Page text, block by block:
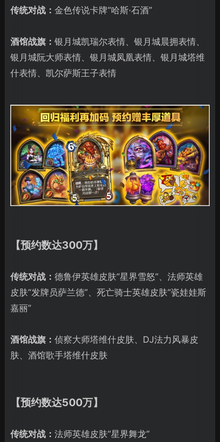
传统对战： 金色传说卡牌“哈斯·石酒”
酒馆战旗： 银月城凯瑞尔表情、银月城晨拥表情、
银月城阮大师表情、银月城凤凰表情、银月城塔维
什表情、凯尔萨斯王子表情
【预约数达300万】
传统对战： 德鲁伊英雄皮肤“星界雪怒”、法师英雄
皮肤“发牌员萨兰德”、死亡骑士英雄皮肤“瓷娃娃斯
嘉丽”
酒馆战旗： 侦察大师塔维什皮肤、DJ法力风暴皮
肤、酒馆歌手塔维什皮肤
【预约数达500万】
传统对战： 法师英雄皮肤“星界舞龙”